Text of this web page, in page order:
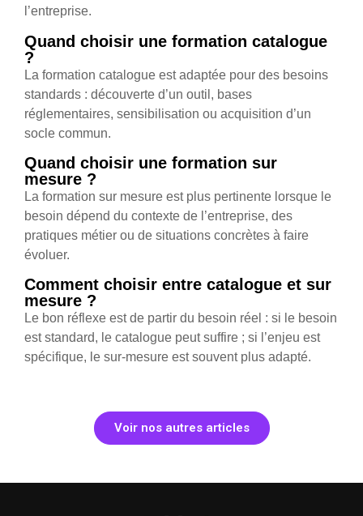
l’entreprise.
Quand choisir une formation catalogue
?
La formation catalogue est adaptée pour des besoins
standards : découverte d’un outil, bases
réglementaires, sensibilisation ou acquisition d’un
socle commun.
Quand choisir une formation sur
mesure ?
La formation sur mesure est plus pertinente lorsque le
besoin dépend du contexte de l’entreprise, des
pratiques métier ou de situations concrètes à faire
évoluer.
Comment choisir entre catalogue et sur
mesure ?
Le bon réflexe est de partir du besoin réel : si le besoin
est standard, le catalogue peut suffire ; si l’enjeu est
spécifique, le sur-mesure est souvent plus adapté.
Voir nos autres articles